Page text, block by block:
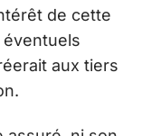
de cette
éventuels
aux tiers